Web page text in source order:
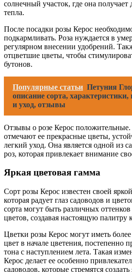
солнечный участок, где она получает
тепла.
После посадки розы Керос
подкармливать. Роза нуждается в
регулярном внесении удобрений.
отцветшие цветы, чтобы
бутонов.
Популярные статьи Петуния
описание сорта, характеристики,
и уход, отзывы
Отзывы о розе Керос
отмечают ее прекрасные цветы,
легкий уход. Она является одной из
роз, которая привлекает внимание
Яркая цветовая гамма
Сорт розы Керос известен своей
которая радует глаз садоводов и
сорта могут быть различных
цветов, создавая настоящую палитру
Цветки розы Керос могут иметь
цвет в начале цветения, постепенно
тона с наступлением лета. Такая
Керос делает ее особенно
садоводов, которые стремятся